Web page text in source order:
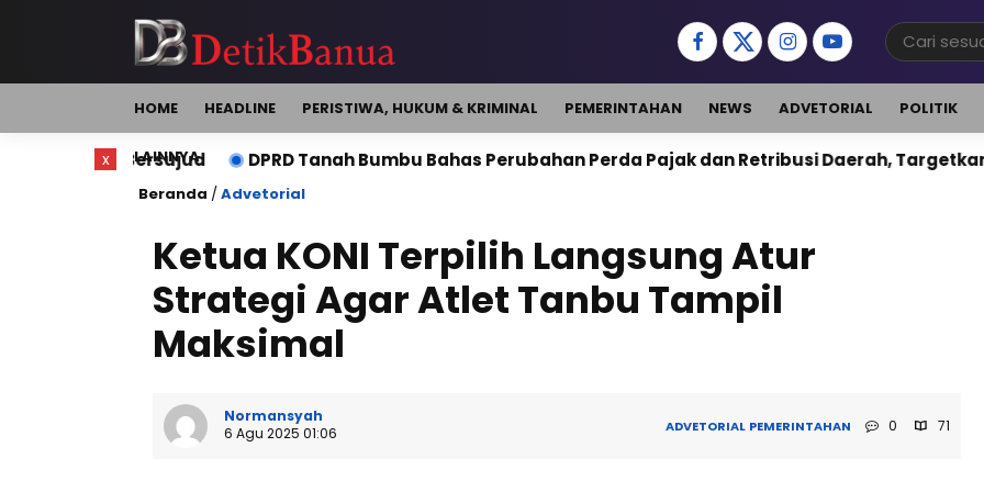
HOME HEADLINE PERISTIWA, HUKUM & KRIMINAL PEMERINTAHAN NEWS ADVETORIAL POLITIK
LAINNYA
DPRD Tanah Bumbu Bahas Perubahan Perda Pajak dan Retribusi Daerah, Targetkan PAD Naik 10
Beranda /Advetorial
Ketua KONI Terpilih Langsung Atur
Strategi Agar Atlet Tanbu Tampil
Maksimal
Normansyah
6 Agu 2025 01:06
ADVETORIAL PEMERINTAHAN 0 71
x